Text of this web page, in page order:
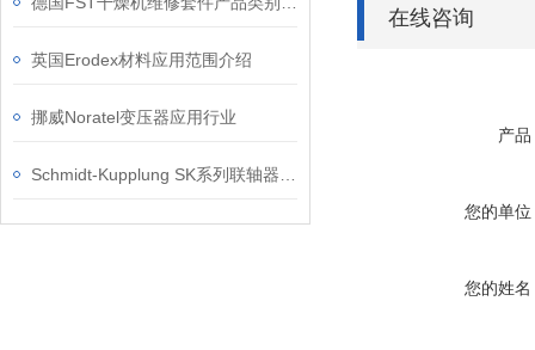
英国Erodex材料应用范围介绍
挪威Noratel变压器应用行业
在线咨询
产品
您的单位
您的姓名